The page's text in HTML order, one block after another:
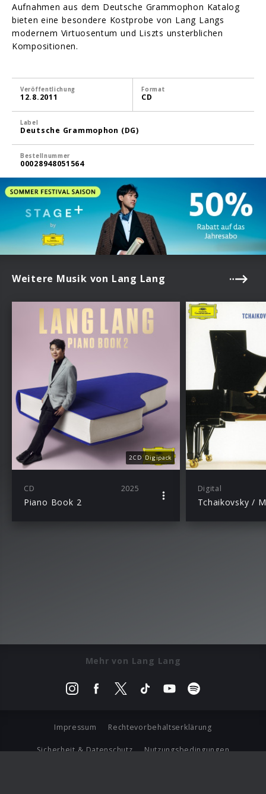
Aufnahmen aus dem Deutsche Grammophon Katalog
bieten eine besondere Kostprobe von Lang Langs
modernem Virtuosentum und Liszts unsterblichen
Kompositionen.
Veröffentlichung
12.8.2011
Format
CD
Label
Deutsche Grammophon (DG)
Bestellnummer
00028948051564
Weitere Musik von Lang Lang
2CD Digipack
CD 2025
Piano Book 2
Digital
Mehr von Lang Lang
Impressum Rechtevorbehaltserklärung
Sicherheit & Datenschutz Nutzungsbedingungen